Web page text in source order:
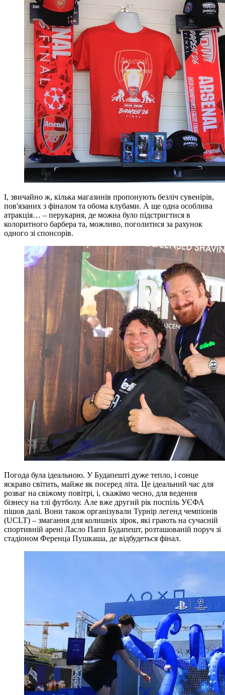
І, звичайно ж, кілька магазинів пропонують безліч сувенірів,
пов'язаних з фіналом та обома клубами. А ще одна особлива
атракція… – перукарня, де можна було підстригтися в
колоритного барбера та, можливо, поголитися за рахунок
одного зі спонсорів.
Погода була ідеальною. У Будапешті дуже тепло, і сонце
яскраво світить, майже як посеред літа. Це ідеальний час для
розваг на свіжому повітрі, і, скажімо чесно, для ведення
бізнесу на тлі футболу. Але вже другий рік поспіль УЄФА
пішов далі. Вони також організували Турнір легенд чемпіонів
(UCLT) – змагання для колишніх зірок, які грають на сучасній
спортивній арені Ласло Папп Будапешт, розташованій поруч зі
стадіоном Ференца Пушкаша, де відбудеться фінал.